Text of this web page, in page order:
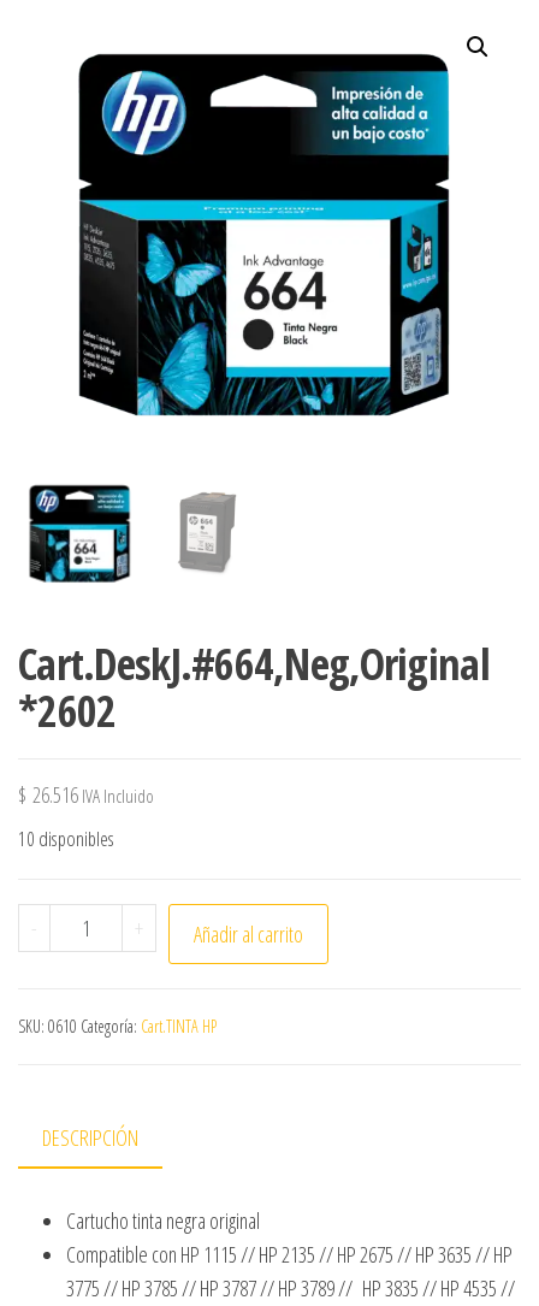
Cart.DeskJ.#664,Neg,Original
*2602
$ 26.516 IVA Incluido
10 disponibles
- Cart.DeskJ.#664,Neg,Original *2602 cantidad
+ Añadir al carrito
SKU: 0610 Categoría: Cart.TINTA HP
DESCRIPCIÓN
Cartucho tinta negra original
Compatible con HP 1115 // HP 2135 // HP 2675 // HP 3635 // HP
3775 // HP 3785 // HP 3787 // HP 3789 // HP 3835 // HP 4535 //